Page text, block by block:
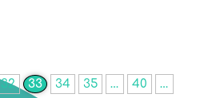
32 33 34 35 … 40 …